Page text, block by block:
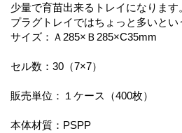
少量で育苗出来るトレイになります
プラグトレイではちょっと多いとい
サイズ：Ａ285×Ｂ285×C35mm
セル数：30（7×7）
販売単位：１ケース（400枚）
本体材質：PSPP